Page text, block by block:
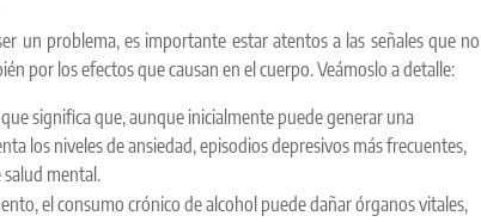
un problema, es importante estar atentos a las señales que no
por los efectos que causan en el cuerpo. Veámoslo a detalle:
significa que, aunque inicialmente puede generar una
los niveles de ansiedad, episodios depresivos más frecuentes,
mental.
el consumo crónico de alcohol puede dañar órganos vitales,